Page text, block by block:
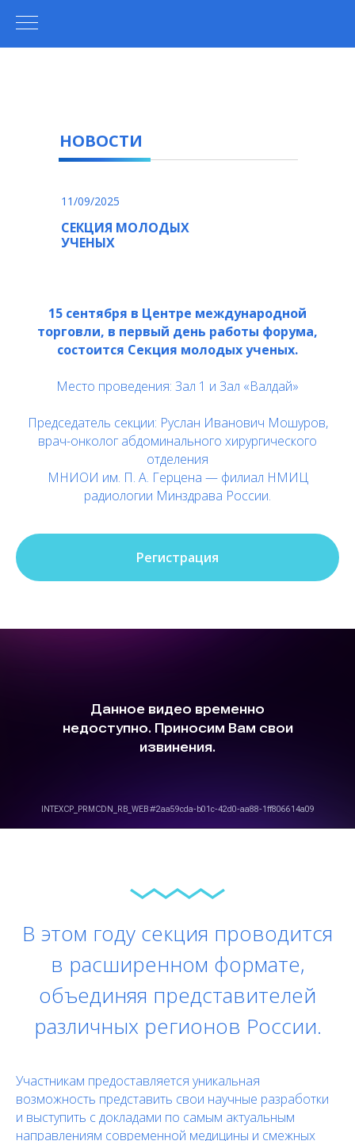
НОВОСТИ
СЕКЦИЯ МОЛОДЫХ
УЧЕНЫХ
11/09/2025
15–19 сентября 2025 года в Москве
всё профессиональное сообщество
соберется вместе, чтобы сделать
еще один шаг в борьбе с раком.
15 сентября в Центре международной
торговли, в первый день работы форума,
состоится Секция молодых ученых.
Место проведения: Зал 1 и Зал «Валдай»
Председатель секции: Руслан Иванович Мошуров,
врач-онколог абдоминального хирургического
отделения
МНИОИ им. П. А. Герцена — филиал НМИЦ
радиологии Минздрава России.
Регистрация
В этом году секция проводится
в расширенном формате,
объединяя представителей
различных регионов России.
Участникам предоставляется уникальная
возможность представить свои научные разработки
и выступить с докладами по самым актуальным
направлениям современной медицины и смежных